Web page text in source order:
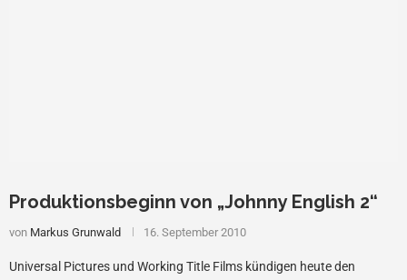
Produktionsbeginn von „Johnny English 2“
von Markus Grunwald 16. September 2010
Universal Pictures und Working Title Films kündigen heute den